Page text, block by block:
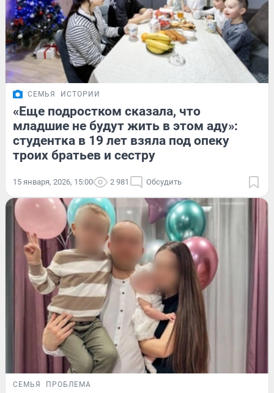
СЕМЬЯ ИСТОРИИ
«Еще подростком сказала, что
младшие не будут жить в этом аду»:
студентка в 19 лет взяла под опеку
троих братьев и сестру
15 января, 2026, 15:00 2 981 Обсудить
СЕМЬЯ ПРОБЛЕМА